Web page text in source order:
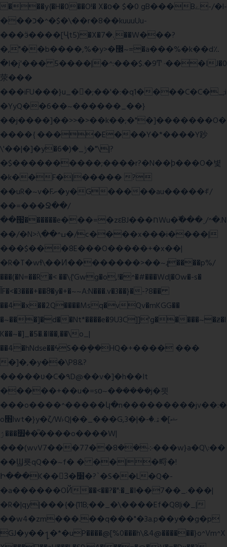
���y{�H�0��O!� X�о� $�0 gB���Bے-/�l-
���כ�^�$�\��r�8��kuuuUu-
���ӭ����[Ҷt5)�X�܉�7��W���?
�,"��b����,%�y>�޼~=�a���%�k��d؉
�I�į'��� 5����|�^:���$.�9Ͳ ·���IJ�0
荥���
���iFU���}u_��;��'�:�q1����C�C�_;i
�YyQ��6��~������_��}
��j����]��>>�>��k��;�"�]�������O�
����{ ����E���Y�*����Y䟞
\'��|�]�y�ݱ_�(�6�"\|?
�$����������;����r?�N��ϸ���O�볓
�k��F�|����� ?
��uR�~v�Fށ�y�G�����au�����ꑷ/
��=���Ջ��/
��՗������e���=�zεBJ���חWu�߰���˯/^�.N
��/�N>ߎ^��\܃�/c����x���i����|
���$���ܿ8E���O�����+�x��|
�R�T�wɬ\� �И��������>��~ɻ����p%/
���(�N=��R �< ��\{'Gwg�o,!�^�#���Wd|�Ow�-s�
ĬF�<�3���+��8ͣ�y�+�~~A:N���.v�3��}�-?8��
��4�x��2Q����Msq�vQv�mKGG��
�~���]�d��Nt*����e�9U3C]]'g�����~�ƶ�l
K��~�]_�5�.�I��,��\o_|
��4�hNdse��ϟS��ܷ��HQ�+���� ���
�]�,�y��\P8&?
�����ʋ�C�۹D@��v�]�h��It
�����+��u�=sο~�ܿ�����j�믯
���o����^�����կ�n���������jv��:�
o׫lwt�}y�ζ/W˫Q|��_���G,3�|�ޝ]�ۿ.�-
�׿���ۯ�ͫ����o����W|
���(wvV܀��8��77���7���w}a�Q\܃��
��Ϣ룟qQ��~f� � ��|�㽟�!
Ի���K��3ٓ�׸�?`�S��L�Q�-
�a������OЙ��<��?�":�_�I��7��_.���|
�R�|qy|���{�{11B;��_�\����Ef�Q8|i�_|
��w4�zm���.��q���"�3a.p��y��g�p
GJ�y��႑�*�uP����@[%0���h\&4@������}o^Vm^X